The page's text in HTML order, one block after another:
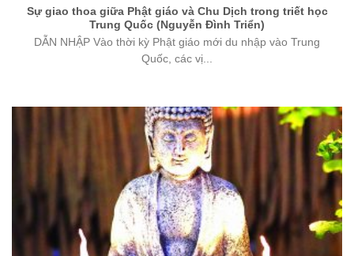
Sự giao thoa giữa Phật giáo và Chu Dịch trong triết học
Trung Quốc (Nguyễn Đình Triển)
DẪN NHẬP Vào thời kỳ Phật giáo mới du nhập vào Trung
Quốc, các vị...